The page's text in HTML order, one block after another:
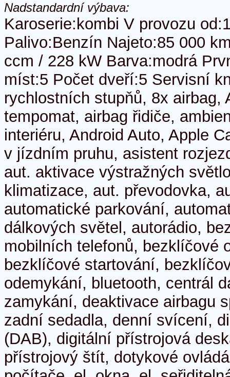
Nadstandardní výbava:
Karoserie:kombi V provozu
Palivo:Benzín Najeto:85 000
ccm / 228 kW Barva:modrá
míst:5 Počet dveří:5 Servisní
rychlostních stupňů, 8x airbag,
tempomat, airbag řidiče,
interiéru, Android Auto, Apple
v jízdním pruhu, asistent
aut. aktivace výstražných
klimatizace, aut. převodovka,
automatické parkování,
dálkových světel, autorádio,
mobilních telefonů, bezklíčové
bezklíčové startování,
odemykání, bluetooth, centrál
zamykání, deaktivace airbagu
zadní sedadla, denní svícení,
(DAB), digitální přístrojová
přístrojový štít, dotykové